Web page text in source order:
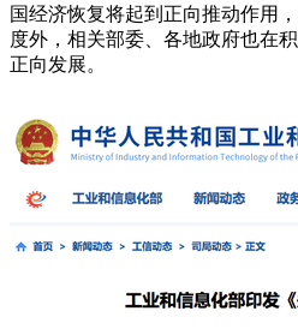
国经济恢复将起到正向推动作用
度外，相关部委、各地政府也在
正向发展。